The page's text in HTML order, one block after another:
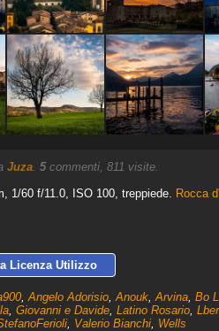
Juza. 5commenti, 811 visite.
1/60 f/11.0, ISO 100, treppiede. Rocca
Licenza Utilizzo
, Angelo Adorisio, Anouk, Arvina, Bo
, Giovanni e Davide, Latino Rosario,
, Valerio Bianchi, Wells